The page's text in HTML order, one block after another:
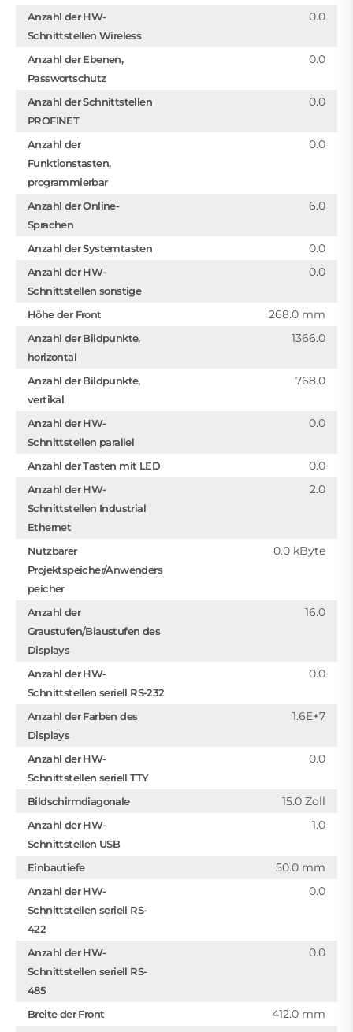
Anzahl der HW-
Schnittstellen Wireless
0.0
Anzahl der Ebenen,
Passwortschutz
0.0
Anzahl der Schnittstellen
PROFINET
0.0
Anzahl der
Funktionstasten,
programmierbar
0.0
Anzahl der Online-
Sprachen
6.0
Anzahl der Systemtasten 0.0
Anzahl der HW-
Schnittstellen sonstige
0.0
Höhe der Front 268.0 mm
Anzahl der Bildpunkte,
horizontal
1366.0
Anzahl der Bildpunkte,
vertikal
768.0
Anzahl der HW-
Schnittstellen parallel
0.0
Anzahl der Tasten mit LED 0.0
Anzahl der HW-
Schnittstellen Industrial
Ethernet
2.0
Nutzbarer
Projektspeicher/Anwenders
peicher
0.0 kByte
Anzahl der
Graustufen/Blaustufen des
Displays
16.0
Anzahl der HW-
Schnittstellen seriell RS-232
0.0
Anzahl der Farben des
Displays
1.6E+7
Anzahl der HW-
Schnittstellen seriell TTY
0.0
Bildschirmdiagonale 15.0 Zoll
Anzahl der HW-
Schnittstellen USB
1.0
Einbautiefe 50.0 mm
Anzahl der HW-
Schnittstellen seriell RS-
422
0.0
Anzahl der HW-
Schnittstellen seriell RS-
485
0.0
Breite der Front 412.0 mm